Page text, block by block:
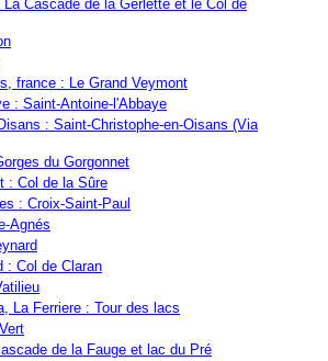
La Cascade de la Gerlette et le Col de
france : Le Grand Veymont
: Saint-Antoine-l'Abbaye
: Saint-Christophe-en-Oisans (Via
du Gorgonnet
: Col de la Sûre
: Croix-Saint-Paul
Agnés
: Col de Claran
La Ferriere : Tour des lacs
de la Fauge et lac du Pré